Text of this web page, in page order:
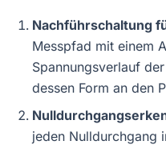
Nachführschaltung
Messpfad mit einem
Spannungsverlauf
dessen Form an den
jeden Nulldurchgang